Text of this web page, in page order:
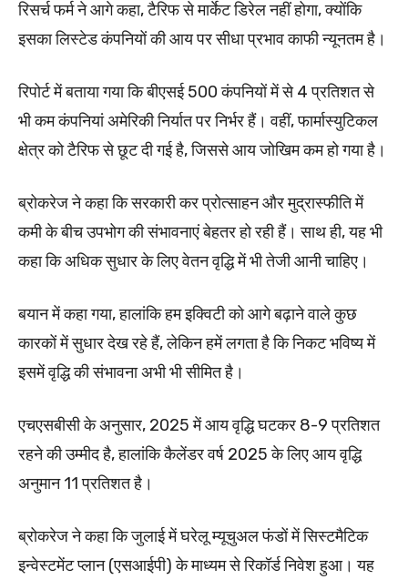
रिसर्च फर्म ने आगे कहा, टैरिफ से मार्केट डिरेल नहीं होगा, क्योंकि
इसका लिस्टेड कंपनियों की आय पर सीधा प्रभाव काफी न्यूनतम है।
रिपोर्ट में बताया गया कि बीएसई 500 कंपनियों में से 4 प्रतिशत से
भी कम कंपनियां अमेरिकी निर्यात पर निर्भर हैं। वहीं, फार्मास्युटिकल
क्षेत्र को टैरिफ से छूट दी गई है, जिससे आय जोखिम कम हो गया है।
ब्रोकरेज ने कहा कि सरकारी कर प्रोत्साहन और मुद्रास्फीति में
कमी के बीच उपभोग की संभावनाएं बेहतर हो रही हैं। साथ ही, यह भी
कहा कि अधिक सुधार के लिए वेतन वृद्धि में भी तेजी आनी चाहिए।
बयान में कहा गया, हालांकि हम इक्विटी को आगे बढ़ाने वाले कुछ
कारकों में सुधार देख रहे हैं, लेकिन हमें लगता है कि निकट भविष्य में
इसमें वृद्धि की संभावना अभी भी सीमित है।
एचएसबीसी के अनुसार, 2025 में आय वृद्धि घटकर 8-9 प्रतिशत
रहने की उम्मीद है, हालांकि कैलेंडर वर्ष 2025 के लिए आय वृद्धि
अनुमान 11 प्रतिशत है।
ब्रोकरेज ने कहा कि जुलाई में घरेलू म्यूचुअल फंडों में सिस्टमैटिक
इन्वेस्टमेंट प्लान (एसआईपी) के माध्यम से रिकॉर्ड निवेश हुआ। यह